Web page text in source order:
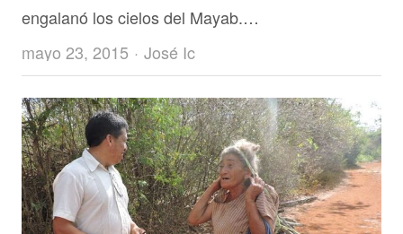
engalanó los cielos del Mayab.…
mayo 23, 2015
Author
José Ic